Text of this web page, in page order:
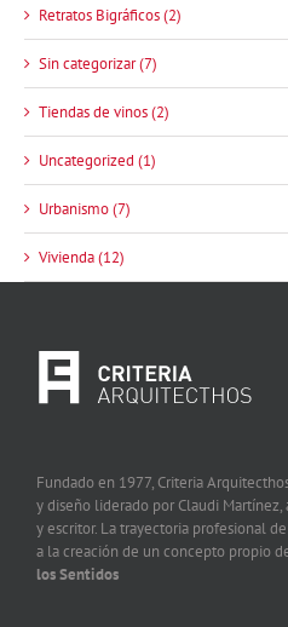
Retratos Bigráficos (2)
Sin categorizar (7)
Tiendas de vinos (2)
Uncategorized (1)
Urbanismo (7)
Vivienda (12)
Fundado en 1977, Criteria
y diseño liderado por Claudi
y escritor. La trayectoria profesional
a la creación de un concepto propio
los Sentidos